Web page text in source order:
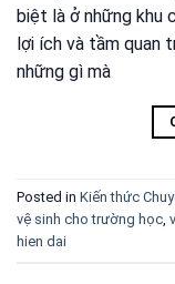
biệt là ở những khu
lợi ích và tầm quan
những gì mà
Posted in Kiến thức
vệ sinh cho trường học
hien dai